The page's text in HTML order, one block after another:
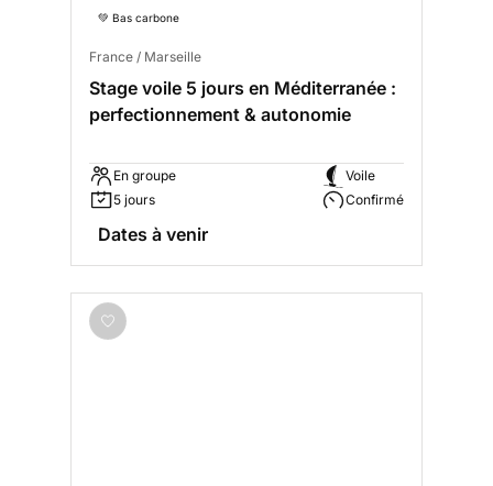
💚 Bas carbone
France / Marseille
Stage voile 5 jours en Méditerranée :
perfectionnement & autonomie
En groupe
5 jours
Voile
Confirmé
Dates à venir